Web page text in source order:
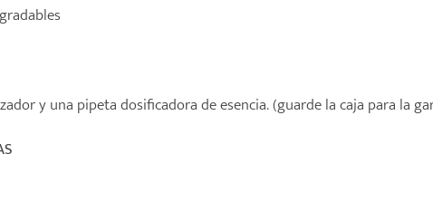
y una pipeta dosificadora de esencia. (guarde la caja para la